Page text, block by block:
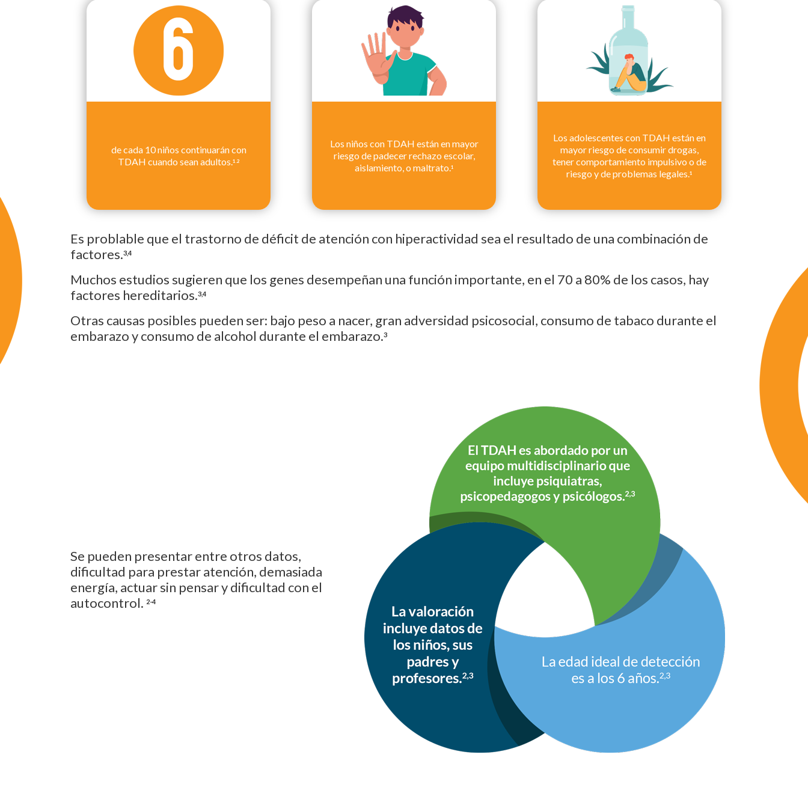
de cada 10 niños continuarán con
TDAH cuando sean adultos. 1.2
Los niños con TDAH están en mayor
riesgo de padecer rechazo escolar,
aislamiento, o maltrato. 1
Los adolescentes con TDAH están en
mayor riesgo de consumir drogas,
tener comportamiento impulsivo o de
riesgo y de problemas legales. 1
Es problable que el trastorno de déficit de atención con hiperactividad sea el resultado de una combinación de
factores.3,4
Muchos estudios sugieren que los genes desempeñan una función importante, en el 70 a 80% de los casos, hay
factores hereditarios.3,4
Otras causas posibles pueden ser: bajo peso a nacer, gran adversidad psicosocial, consumo de tabaco durante el
embarazo y consumo de alcohol durante el embarazo.3
Se pueden presentar entre otros datos,
dificultad para prestar atención, demasiada
energía, actuar sin pensar y dificultad con el
autocontrol. 2-4